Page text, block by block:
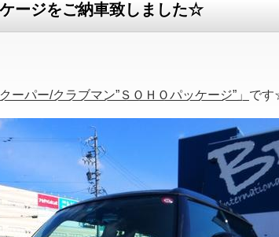
ージをご納車致しました☆
ーパー/クラブマン”ＳＯＨＯパッケージ”」 で